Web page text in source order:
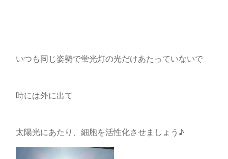
いつも同じ姿勢で蛍光灯の光だけあたっていないで
時には外に出て
太陽光にあたり、細胞を活性化させましょう♪